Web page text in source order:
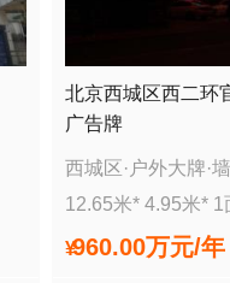
北京西城区西二环
广告牌
西城区· 户外大牌·
12.65米* 4.95米* 1
¥960.00万元/年